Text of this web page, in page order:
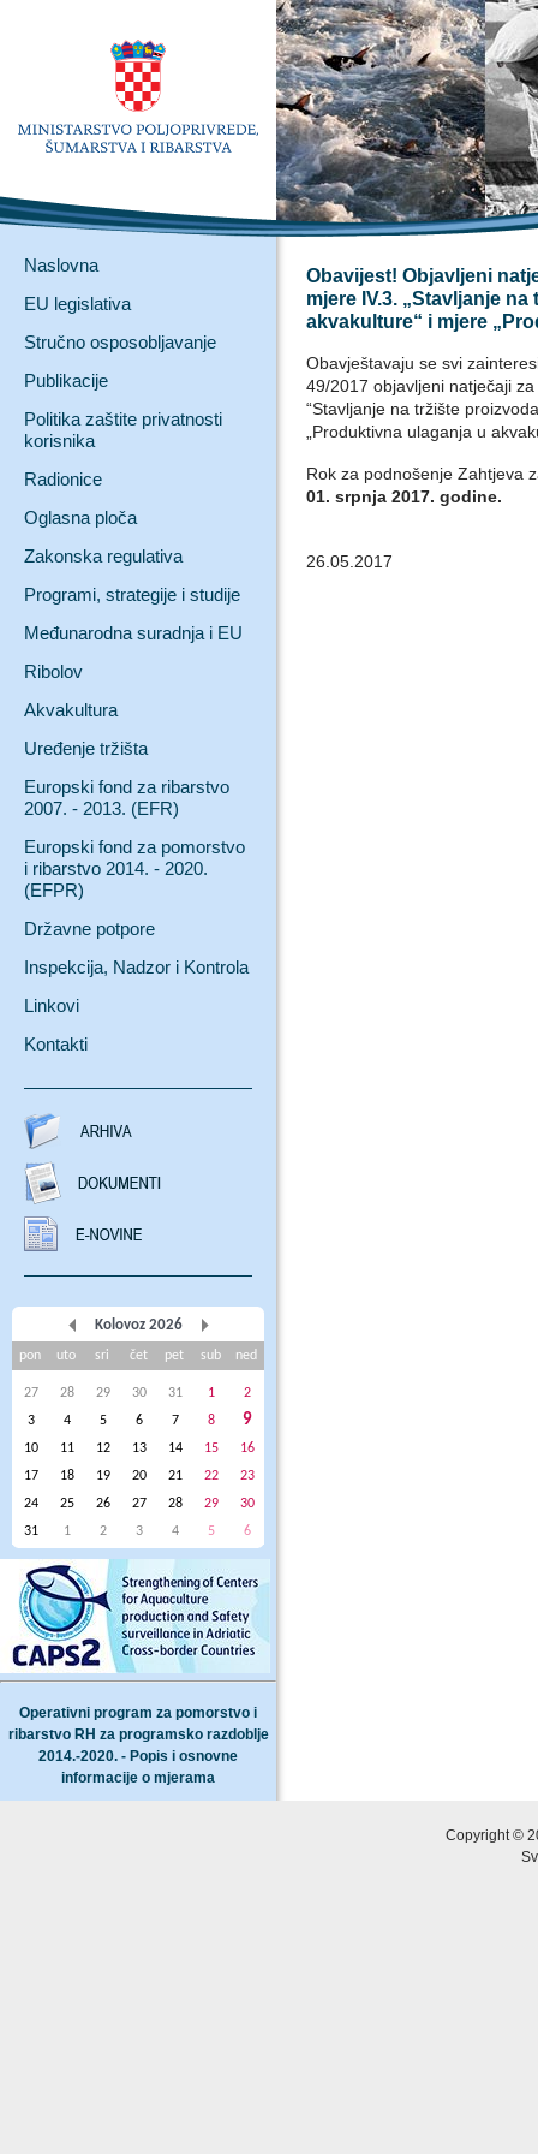
Naslovna
EU legislativa
Stručno osposobljavanje
Publikacije
Politika zaštite privatnosti
korisnika
Radionice
Oglasna ploča
Zakonska regulativa
Programi, strategije i studije
Međunarodna suradnja i EU
Ribolov
Akvakultura
Uređenje tržišta
Europski fond za ribarstvo
2007. - 2013. (EFR)
Europski fond za pomorstvo
i ribarstvo 2014. - 2020.
(EFPR)
Državne potpore
Inspekcija, Nadzor i Kontrola
Linkovi
Kontakti
Kolovoz 2026
pon uto sri čet pet sub ned
27 28 29 30 31 1
2
3
4 5 6 7 8 9
10 11 12 13 14 15
16
17
18 19 20 21 22
23
24
25 26 27 28 29
30
31
1 2 3 4 5 6
Operativni program za pomorstvo i
ribarstvo RH za programsko razdoblje
2014.-2020. - Popis i osnovne
informacije o mjerama
Obavijest! Objavljeni
mjere IV.3. „Stavljanje
akvakulture“ i mjere
Obavještavaju se svi
49/2017 objavljeni natječaji
“Stavljanje na tržište
„Produktivna ulaganja u
Rok za podnošenje Zahtjeva
01. srpnja 2017. godine.
26.05.2017
Copyright ©